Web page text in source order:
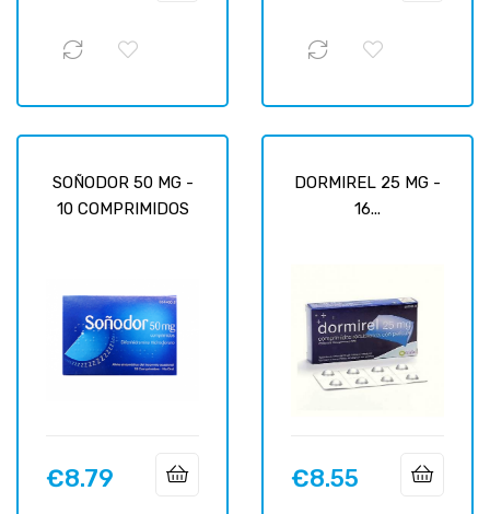
SOÑODOR 50 MG -
10 COMPRIMIDOS
Price
€8.79
DORMIREL 25 MG -
16...
Price
€8.55